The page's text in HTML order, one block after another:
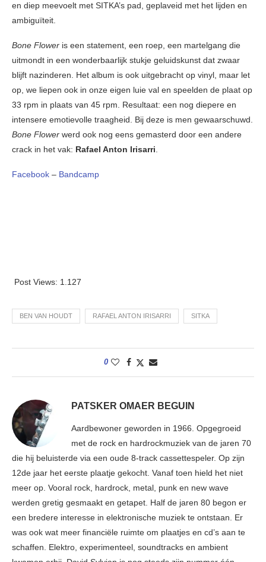
en diep meevoelt met SITKA’s pad, geplaveid met het lijden en
ambiguïteit.
Bone Flower is een statement, een roep, een martelgang die
uitmondt in een wonderbaarlijk stukje geluidskunst dat zwaar
blijft nazinderen. Het album is ook uitgebracht op vinyl, maar let
op, we liepen ook in onze eigen luie val en speelden de plaat op
33 rpm in plaats van 45 rpm. Resultaat: een nog diepere en
intensere emotievolle traagheid. Bij deze is men gewaarschuwd.
Bone Flower werd ook nog eens gemasterd door een andere
crack in het vak: Rafael Anton Irisarri.
Facebook – Bandcamp
Post Views: 1.127
BEN VAN HOUDT RAFAEL ANTON IRISARRI SITKA
0
PATSKER OMAER BEGUIN
Aardbewoner geworden in 1966. Opgegroeid
met de rock en hardrockmuziek van de jaren 70
die hij beluisterde via een oude 8-track cassettespeler. Op zijn
12de jaar het eerste plaatje gekocht. Vanaf toen hield het niet
meer op. Vooral rock, hardrock, metal, punk en new wave
werden gretig gesmaakt en getapet. Half de jaren 80 begon er
een bredere interesse in elektronische muziek te ontstaan. Er
was ook wat meer financiële ruimte om plaatjes en cd’s aan te
schaffen. Elektro, experimenteel, soundtracks en ambient